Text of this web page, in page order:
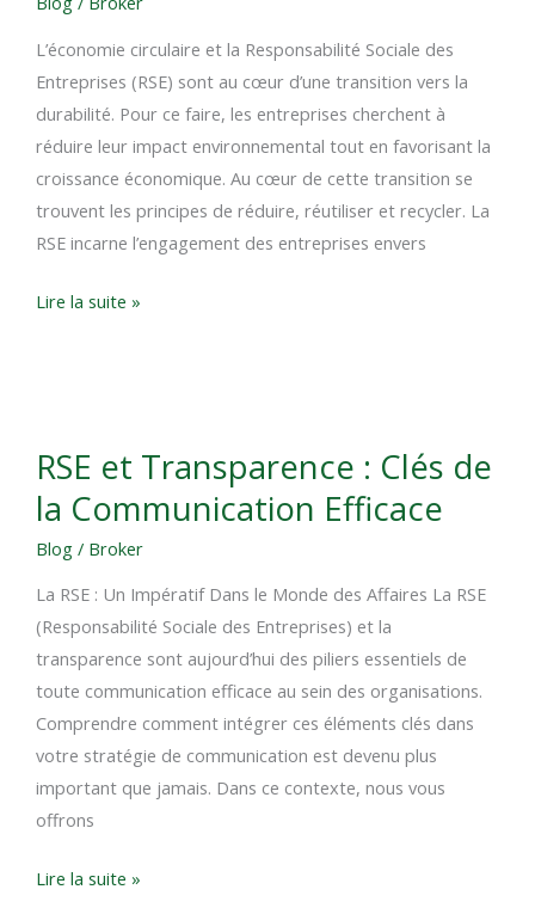
L’économie circulaire et la Responsabilité Sociale des
Entreprises (RSE) sont au cœur d’une transition vers la
durabilité. Pour ce faire, les entreprises cherchent à
réduire leur impact environnemental tout en favorisant la
croissance économique. Au cœur de cette transition se
trouvent les principes de réduire, réutiliser et recycler. La
RSE incarne l’engagement des entreprises envers
:
Réduire,
Réutiliser,
Recycler
pour
Durabilité
Lire la suite »
RSE et Transparence : Clés de
la Communication Efficace
Blog/ Broker
La RSE : Un Impératif Dans le Monde des Affaires La RSE
(Responsabilité Sociale des Entreprises) et la
transparence sont aujourd’hui des piliers essentiels de
toute communication efficace au sein des organisations.
Comprendre comment intégrer ces éléments clés dans
votre stratégie de communication est devenu plus
important que jamais. Dans ce contexte, nous vous
offrons
et
Transparence
Clés
de
la
Communication
Efficace
Lire la suite »